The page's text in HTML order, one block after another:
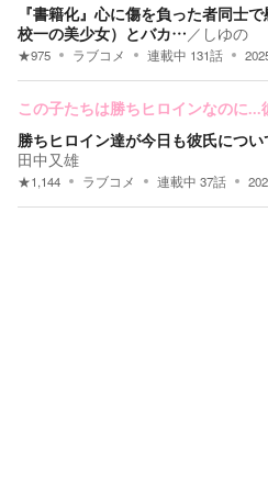
『書籍化』心に傷を負った者同士
校一の美少女）とバカ… ／ しゆの
★975 ラブコメ 連載中 131話
この子たちは勝ちヒロインなのに
勝ちヒロイン達が今日も彼氏につい
田中又雄
★1,144 ラブコメ 連載中 37話